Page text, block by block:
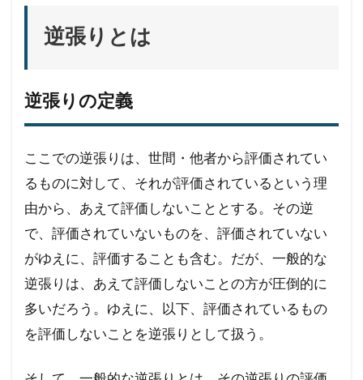
逆張りとは
逆張りの定義
ここでの逆張りは、世間・他者から評価されてい
るものに対して、それが評価されているという理
由から、あえて評価しないこととする。その逆
で、評価されていないものを、評価されていない
がゆえに、評価することも含む。だが、一般的な
逆張りは、あえて評価しないことの方が圧倒的に
多いだろう。ゆえに、以下、評価されているもの
を評価しないことを逆張りとして扱う。